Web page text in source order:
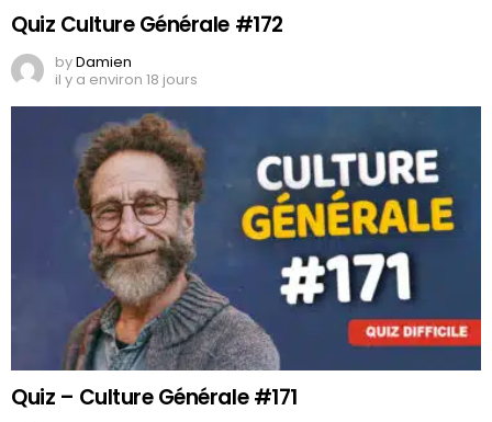
Quiz Culture Générale #172
byDamien
il y a environ 18 jours
Quiz – Culture Générale #171